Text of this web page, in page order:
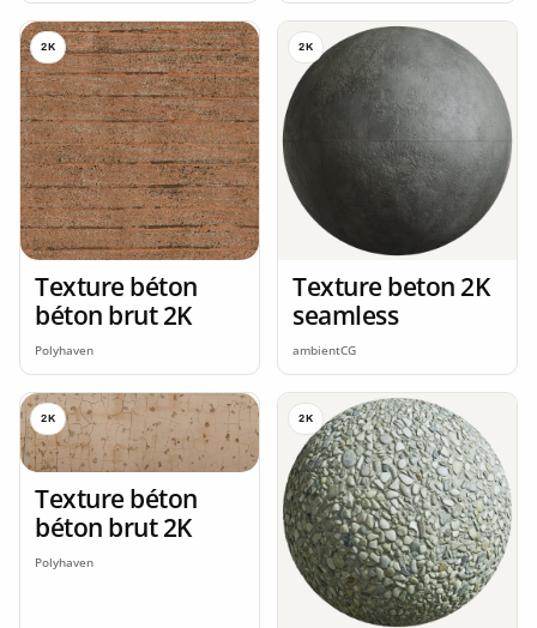
2K
Texture béton
béton brut 2K
Polyhaven
2K
Texture beton 2K
seamless
ambientCG
2K
Texture béton
béton brut 2K
Polyhaven
2K